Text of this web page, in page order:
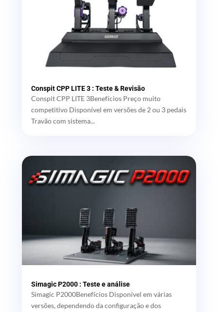
Conspit CPP LITE 3 : Teste & Revisão
Conspit CPP LITE 3Benefícios Preço muito
competitivo Disponível em versões de 2 ou 3 pedais
Travão com sistema...
Simagic P2000 : Teste e análise
Simagic P2000Benefícios Disponível em várias
versões, dependendo da configuração e dos